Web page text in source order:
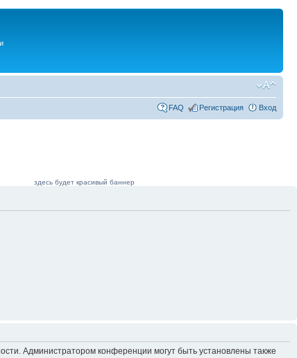
FAQ Регистрация Вход
здесь будет красивый баннер
Администратором конференции могут быть установлены также